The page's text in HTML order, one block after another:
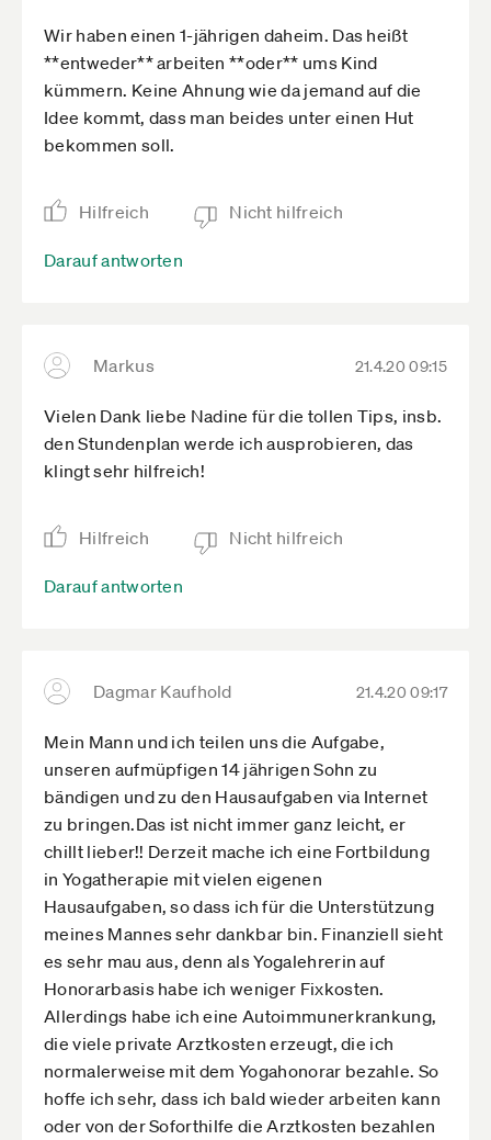
Wir haben einen 1-jährigen daheim. Das heißt
**entweder** arbeiten **oder** ums Kind
kümmern. Keine Ahnung wie da jemand auf die
Idee kommt, dass man beides unter einen Hut
bekommen soll.
Hilfreich Nicht hilfreich
Darauf antworten
Markus 21.4.20 09:15
Vielen Dank liebe Nadine für die tollen Tips, insb.
den Stundenplan werde ich ausprobieren, das
klingt sehr hilfreich!
Hilfreich Nicht hilfreich
Darauf antworten
Dagmar Kaufhold 21.4.20 09:17
Mein Mann und ich teilen uns die Aufgabe,
unseren aufmüpfigen 14 jährigen Sohn zu
bändigen und zu den Hausaufgaben via Internet
zu bringen.Das ist nicht immer ganz leicht, er
chillt lieber!! Derzeit mache ich eine Fortbildung
in Yogatherapie mit vielen eigenen
Hausaufgaben, so dass ich für die Unterstützung
meines Mannes sehr dankbar bin. Finanziell sieht
es sehr mau aus, denn als Yogalehrerin auf
Honorarbasis habe ich weniger Fixkosten.
Allerdings habe ich eine Autoimmunerkrankung,
die viele private Arztkosten erzeugt, die ich
normalerweise mit dem Yogahonorar bezahle. So
hoffe ich sehr, dass ich bald wieder arbeiten kann
oder von der Soforthilfe die Arztkosten bezahlen